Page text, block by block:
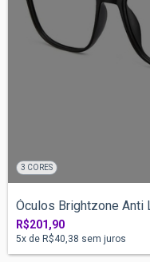
3 CORES
Óculos Brightzone Anti
R$201,90
5x de R$40,38 sem juros